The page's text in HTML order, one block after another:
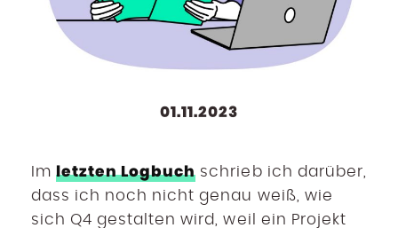
01.11.2023
Imletzten Logbuch schrieb ich darüber,
dass ich noch nicht genau weiß, wie
sich Q4 gestalten wird, weil ein Projekt